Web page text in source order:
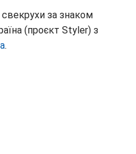
свекрухи за знаком
(проєкт Styler) з
.